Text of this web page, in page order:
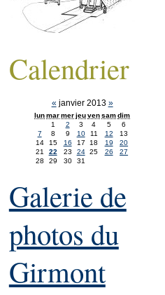
Calendrier
« janvier 2013 »
lunmarmerjeuvensamdim
1
2 3 4 5
6
7
8 9 10 11 12
13
14
15 16 17 18 19
20
21
22 23 24 25 26
27
28
29 30 31
Galerie de
photos du
Girmont